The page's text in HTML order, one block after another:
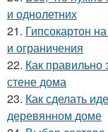
и однолетних
21. Гипсокартон
и ограничения
22. Как правильно
стене дома
23. Как сделать
деревянном доме